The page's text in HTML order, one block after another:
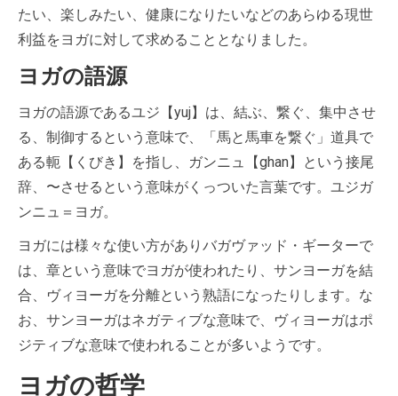
たい、楽しみたい、健康になりたいなどのあらゆる現世
利益をヨガに対して求めることとなりました。
ヨガの語源
ヨガの語源であるユジ【yuj】は、結ぶ、繋ぐ、集中させ
る、制御するという意味で、「馬と馬車を繋ぐ」道具で
ある軛【くびき】を指し、ガンニュ【ghan】という接尾
辞、〜させるという意味がくっついた言葉です。ユジガ
ンニュ＝ヨガ。
ヨガには様々な使い方がありバガヴァッド・ギーターで
は、章という意味でヨガが使われたり、サンヨーガを結
合、ヴィヨーガを分離という熟語になったりします。な
お、サンヨーガはネガティブな意味で、ヴィヨーガはポ
ジティブな意味で使われることが多いようです。
ヨガの哲学